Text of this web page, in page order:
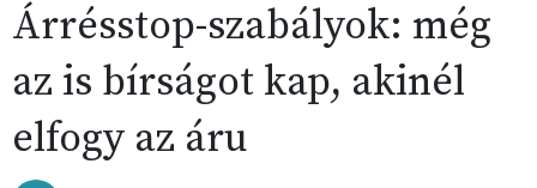
Árrésstop-szabályok: még
az is bírságot kap, akinél
elfogy az áru